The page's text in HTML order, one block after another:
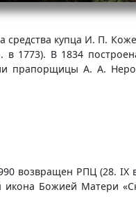
купца И. П.
1773). В 1834
прапорщицы А. А.
возвращен РПЦ (28. IX
икона Божией Матери